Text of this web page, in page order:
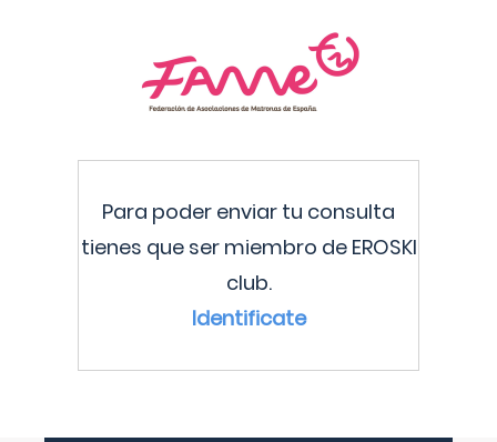
Para poder enviar tu consulta
tienes que ser miembro de EROSKI
club.
Identificate